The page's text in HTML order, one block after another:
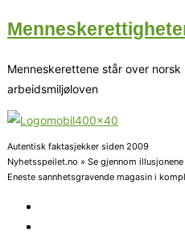
Menneskerettene står over
arbeidsmiljøloven
Autentisk faktasjekker siden 2009
Nyhetsspeilet.no » Se gjennom
Eneste sannhetsgravende magasin i